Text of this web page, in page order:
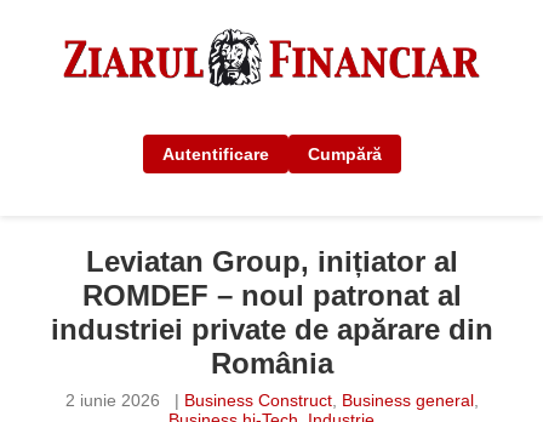
Autentificare Cumpără
Leviatan Group, inițiator al
ROMDEF – noul patronat al
industriei private de apărare din
România
2 iunie 2026 | Business Construct, Business general,